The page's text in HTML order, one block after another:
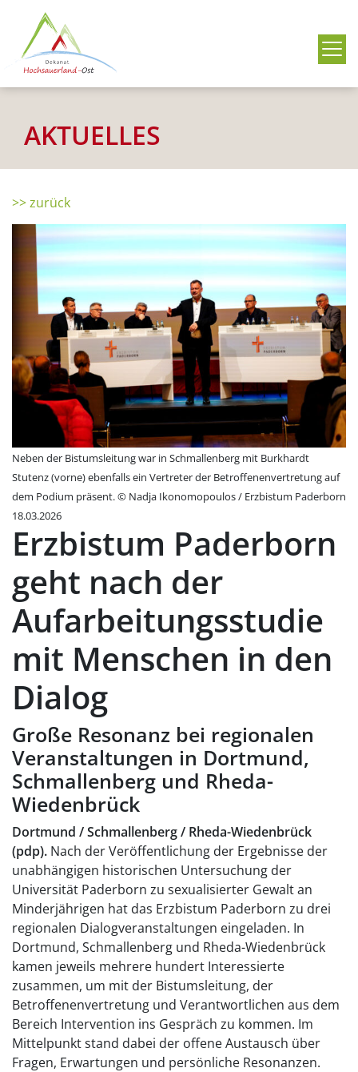
AKTUELLES
>> zurück
Neben der Bistumsleitung war in Schmallenberg mit Burkhardt
Stutenz (vorne) ebenfalls ein Vertreter der Betroffenenvertretung auf
dem Podium präsent. © Nadja Ikonomopoulos / Erzbistum Paderborn
18.03.2026
Erzbistum Paderborn
geht nach der
Aufarbeitungsstudie
mit Menschen in den
Dialog
Große Resonanz bei regionalen
Veranstaltungen in Dortmund,
Schmallenberg und Rheda-
Wiedenbrück
Dortmund / Schmallenberg / Rheda-Wiedenbrück
(pdp). Nach der Veröffentlichung der Ergebnisse der
unabhängigen historischen Untersuchung der
Universität Paderborn zu sexualisierter Gewalt an
Minderjährigen hat das Erzbistum Paderborn zu drei
regionalen Dialogveranstaltungen eingeladen. In
Dortmund, Schmallenberg und Rheda-Wiedenbrück
kamen jeweils mehrere hundert Interessierte
zusammen, um mit der Bistumsleitung, der
Betroffenenvertretung und Verantwortlichen aus dem
Bereich Intervention ins Gespräch zu kommen. Im
Mittelpunkt stand dabei der offene Austausch über
Fragen, Erwartungen und persönliche Resonanzen.